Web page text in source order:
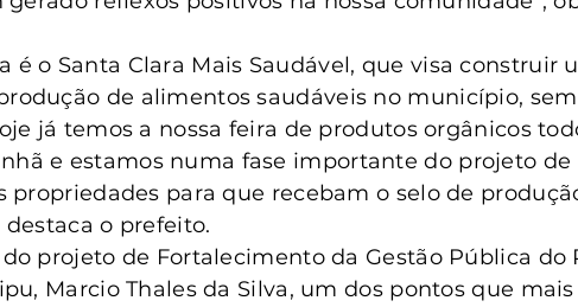
é o Santa Clara Mais Saudável, que visa construir
de alimentos saudáveis no município, sem
já temos a nossa feira de produtos orgânicos
e estamos numa fase importante do projeto de
propriedades para que recebam o selo de
o prefeito.
projeto de Fortalecimento da Gestão Pública do
Marcio Thales da Silva, um dos pontos que